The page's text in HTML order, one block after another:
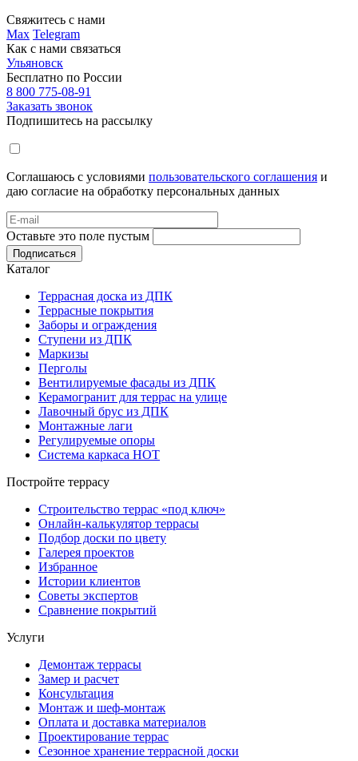
Свяжитесь с нами
Max Telegram
Как с нами связаться
Ульяновск
Бесплатно по России
8 800 775-08-91
Заказать звонок
Подпишитесь на рассылку
Соглашаюсь с условиями пользовательского соглашения и
даю согласие на обработку персональных данных
Оставьте это поле пустым
Подписаться
Каталог
Террасная доска из ДПК
Террасные покрытия
Заборы и ограждения
Ступени из ДПК
Маркизы
Перголы
Вентилируемые фасады из ДПК
Керамогранит для террас на улице
Лавочный брус из ДПК
Монтажные лаги
Регулируемые опоры
Система каркаса НОТ
Постройте террасу
Строительство террас «под ключ»
Онлайн-калькулятор террасы
Подбор доски по цвету
Галерея проектов
Избранное
Истории клиентов
Советы экспертов
Сравнение покрытий
Услуги
Демонтаж террасы
Замер и расчет
Консультация
Монтаж и шеф-монтаж
Оплата и доставка материалов
Проектирование террас
Сезонное хранение террасной доски